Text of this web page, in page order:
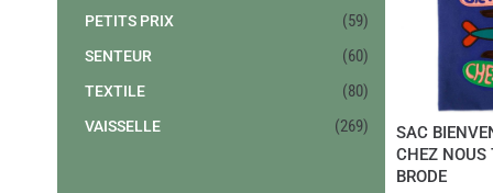
PETITS PRIX (59)
SENTEUR (60)
TEXTILE (80)
VAISSELLE (269)
SAC
CHEZ NOUS
BRODE